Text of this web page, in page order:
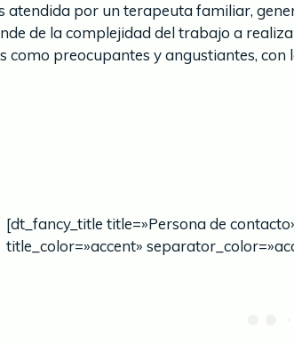
por un terapeuta familiar,
de la complejidad del trabajo a
preocupantes y angustiantes, con
[dt_fancy_title title=»Persona de
title_color=»accent»